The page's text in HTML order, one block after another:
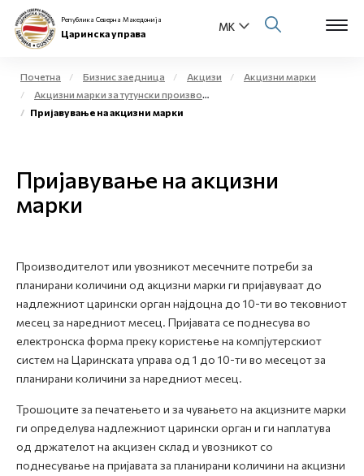
За нас
Бизнис заедница
Медиа центар
Контакт
Е-Весник
Република Северна Македонија
Царинска управа
Почетна Бизнис заедница Акцизи
Акцизни марки
Акцизни марки за тутунски производи
Пријавување на акцизни марки
Пријавување на акцизни
марки
Производителот или увозникот месечните потреби за
планирани количини од акцизни марки ги пријавуваат до
надлежниот царински орган најдоцна до 10-ти во тековниот
месец за наредниот месец. Пријавата се поднесува во
електронска форма преку користење на компјутерскиот
систем на Царинската управа од 1 до 10-ти во месецот за
планирани количини за наредниот месец.
Трошоците за печатењето и за чувањето на акцизните марки
ги определува надлежниот царински орган и ги наплатува
од држателот на акцизен склад и увозникот со
поднесување на пријавата за планирани количини на акцизни